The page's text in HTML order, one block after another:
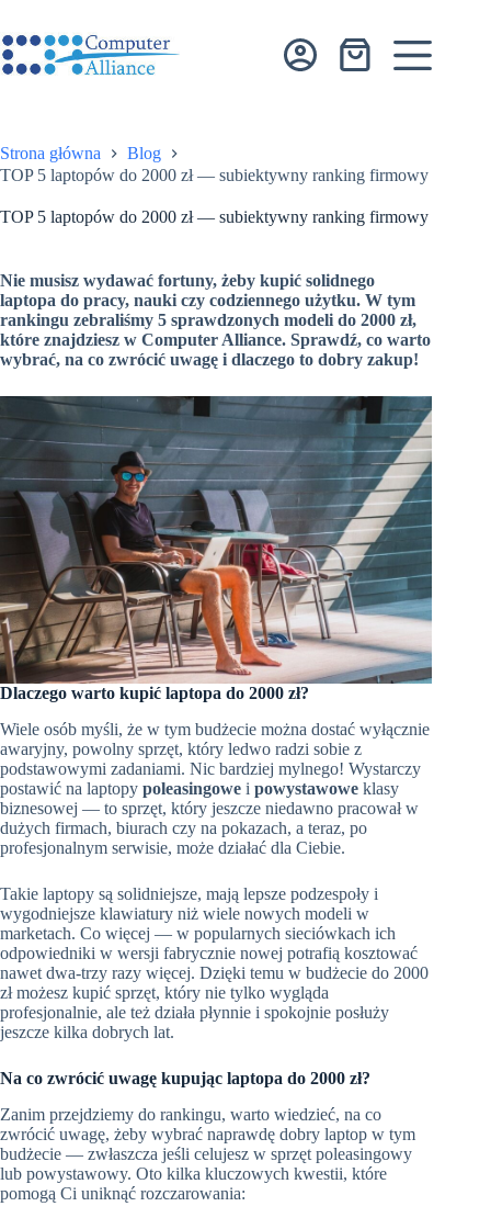
treści
Koszyk
Strona główna
Blog
TOP 5 laptopów do 2000 zł — subiektywny ranking firmowy
TOP 5 laptopów do 2000 zł — subiektywny ranking firmowy
Nie musisz wydawać fortuny, żeby kupić solidnego
laptopa do pracy, nauki czy codziennego użytku. W tym
rankingu zebraliśmy 5 sprawdzonych modeli do 2000 zł,
które znajdziesz w Computer Alliance. Sprawdź, co warto
wybrać, na co zwrócić uwagę i dlaczego to dobry zakup!
Dlaczego warto kupić laptopa do 2000 zł?
Wiele osób myśli, że w tym budżecie można dostać wyłącznie
awaryjny, powolny sprzęt, który ledwo radzi sobie z
podstawowymi zadaniami. Nic bardziej mylnego! Wystarczy
postawić na laptopy poleasingowe i powystawowe klasy
biznesowej — to sprzęt, który jeszcze niedawno pracował w
dużych firmach, biurach czy na pokazach, a teraz, po
profesjonalnym serwisie, może działać dla Ciebie.
Takie laptopy są solidniejsze, mają lepsze podzespoły i
wygodniejsze klawiatury niż wiele nowych modeli w
marketach. Co więcej — w popularnych sieciówkach ich
odpowiedniki w wersji fabrycznie nowej potrafią kosztować
nawet dwa-trzy razy więcej. Dzięki temu w budżecie do 2000
zł możesz kupić sprzęt, który nie tylko wygląda
profesjonalnie, ale też działa płynnie i spokojnie posłuży
jeszcze kilka dobrych lat.
Na co zwrócić uwagę kupując laptopa do 2000 zł?
Zanim przejdziemy do rankingu, warto wiedzieć, na co
zwrócić uwagę, żeby wybrać naprawdę dobry laptop w tym
budżecie — zwłaszcza jeśli celujesz w sprzęt poleasingowy
lub powystawowy. Oto kilka kluczowych kwestii, które
pomogą Ci uniknąć rozczarowania: